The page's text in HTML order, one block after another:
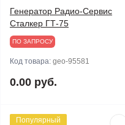
Генератор Радио-Сервис
Сталкер ГТ-75
ПО ЗАПРОСУ
Код товара: geo-95581
0.00 руб.
Популярный